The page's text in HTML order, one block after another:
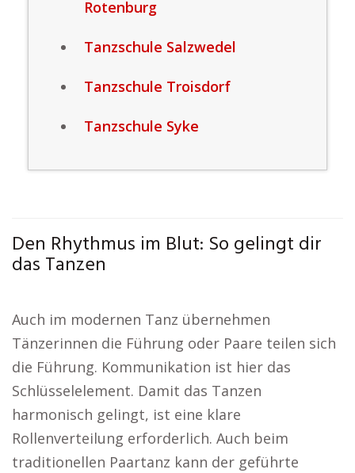
Rotenburg
Tanzschule Salzwedel
Tanzschule Troisdorf
Tanzschule Syke
Den Rhythmus im Blut: So gelingt dir
das Tanzen
Auch im modernen Tanz übernehmen
Tänzerinnen die Führung oder Paare teilen sich
die Führung. Kommunikation ist hier das
Schlüsselelement. Damit das Tanzen
harmonisch gelingt, ist eine klare
Rollenverteilung erforderlich. Auch beim
traditionellen Paartanz kann der geführte